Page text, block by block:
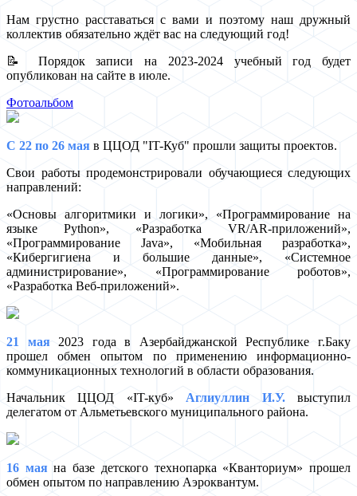
Нам грустно расставаться с вами и поэтому наш дружный
коллектив обязательно ждёт вас на следующий год!
📝 Порядок записи на 2023-2024 учебный год будет
опубликован на сайте в июле.
Фотоальбом
C 22 по 26 мая в ЦЦОД "IT-Куб" прошли защиты проектов.
Свои работы продемонстрировали обучающиеся следующих
направлений:
«Основы алгоритмики и логики», «Программирование на
языке Python», «Разработка VR/AR-приложений»,
«Программирование Java», «Мобильная разработка»,
«Кибергигиена и большие данные», «Системное
администрирование», «Программирование роботов»,
«Разработка Веб-приложений».
21 мая2023 года в Азербайджанской Республике г.Баку
прошел обмен опытом по применению информационно-
коммуникационных технологий в области образования.
Начальник ЦЦОД «IT-куб» Аглиуллин И.У.выступил
делегатом от Альметьевского муниципального района.
16 маяна базе детского технопарка «Кванториум» прошел
обмен опытом по направлению Аэроквантум.